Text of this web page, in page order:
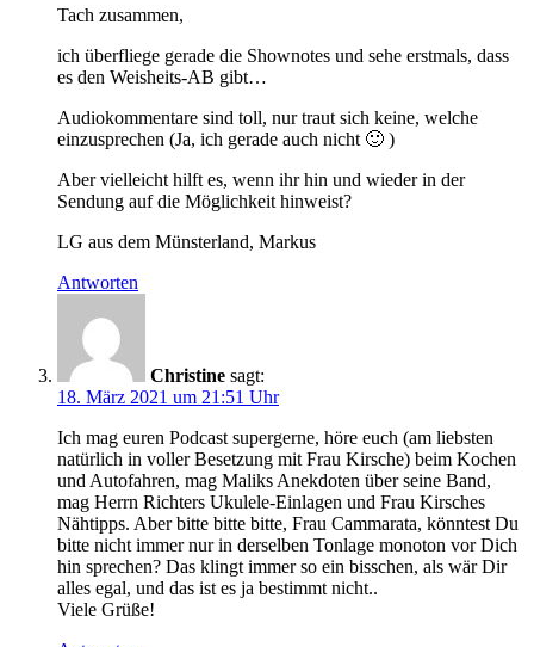
Tach zusammen,
ich überfliege gerade die Shownotes und sehe erstmals, dass
es den Weisheits-AB gibt…
Audiokommentare sind toll, nur traut sich keine, welche
einzusprechen (Ja, ich gerade auch nicht 🙂 )
Aber vielleicht hilft es, wenn ihr hin und wieder in der
Sendung auf die Möglichkeit hinweist?
LG aus dem Münsterland, Markus
Antworten
Christine sagt:
18. März 2021 um 21:51 Uhr
Ich mag euren Podcast supergerne, höre euch (am liebsten
natürlich in voller Besetzung mit Frau Kirsche) beim Kochen
und Autofahren, mag Maliks Anekdoten über seine Band,
mag Herrn Richters Ukulele-Einlagen und Frau Kirsches
Nähtipps. Aber bitte bitte bitte, Frau Cammarata, könntest Du
bitte nicht immer nur in derselben Tonlage monoton vor Dich
hin sprechen? Das klingt immer so ein bisschen, als wär Dir
alles egal, und das ist es ja bestimmt nicht..
Viele Grüße!